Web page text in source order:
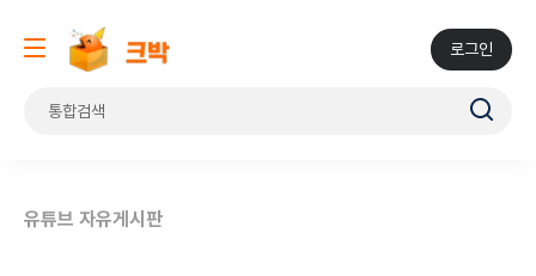
로그인
유튜브 자유게시판